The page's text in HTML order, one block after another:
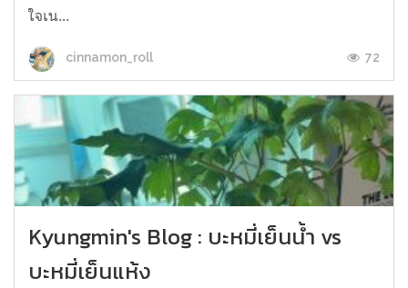
ใจเน...
cinnamon_roll 72
Kyungmin's Blog : บะหมี่เย็นน้ำ vs
บะหมี่เย็นแห้ง